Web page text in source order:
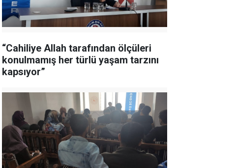
“Cahiliye Allah tarafından ölçüleri
konulmamış her türlü yaşam tarzını
kapsıyor”